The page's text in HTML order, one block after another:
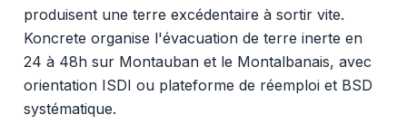
produisent une terre excédentaire à sortir vite.
Koncrete organise l'évacuation de terre inerte en
24 à 48h sur Montauban et le Montalbanais, avec
orientation ISDI ou plateforme de réemploi et BSD
systématique.